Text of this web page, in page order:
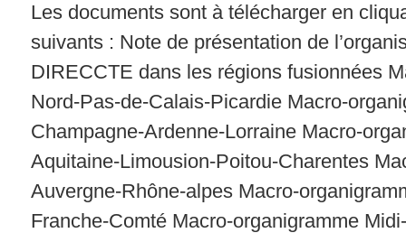
Les documents sont à télécharger en
suivants : Note de présentation de
DIRECCTE dans les régions fusionnées
Nord-Pas-de-Calais-Picardie Macro-
Champagne-Ardenne-Lorraine Macro-
Aquitaine-Limousion-Poitou-Charentes
Auvergne-Rhône-alpes Macro-
Franche-Comté Macro-organigramme